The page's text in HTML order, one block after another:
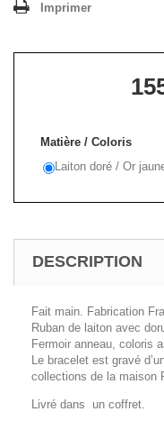
Imprimer
Matière / Coloris
Laiton doré / Or
DESCRIPTION
Fait main. Fabrication
Ruban de laiton avec
Fermoir anneau, coloris
Le bracelet est gravé
collections de la maison
Livré dans un coffret.